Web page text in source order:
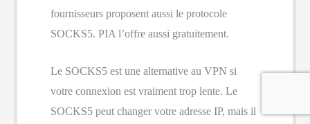
fournisseurs proposent aussi le protocole
SOCKS5. PIA l’offre aussi gratuitement.
Le SOCKS5 est une alternative au VPN si
votre connexion est vraiment trop lente. Le
SOCKS5 peut changer votre adresse IP, mais il